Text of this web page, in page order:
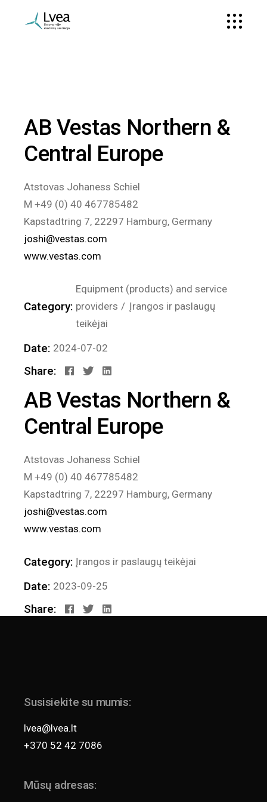
AB Vestas Northern &
Central Europe
Atstovas Johaness Schiel
M +49 (0) 40 467785482
Kapstadtring 7, 22297 Hamburg, Germany
joshi@vestas.com
www.vestas.com
Category:
Equipment (products) and service
providers
Įrangos ir paslaugų
teikėjai
Date: 2024-07-02
Share:
AB Vestas Northern &
Central Europe
Atstovas Johaness Schiel
M +49 (0) 40 467785482
Kapstadtring 7, 22297 Hamburg, Germany
joshi@vestas.com
www.vestas.com
Category: Įrangos ir paslaugų teikėjai
Date: 2023-09-25
Share:
Susisiekite su mumis:
lvea@lvea.lt
+370 52 42 7086
Mūsų adresas: